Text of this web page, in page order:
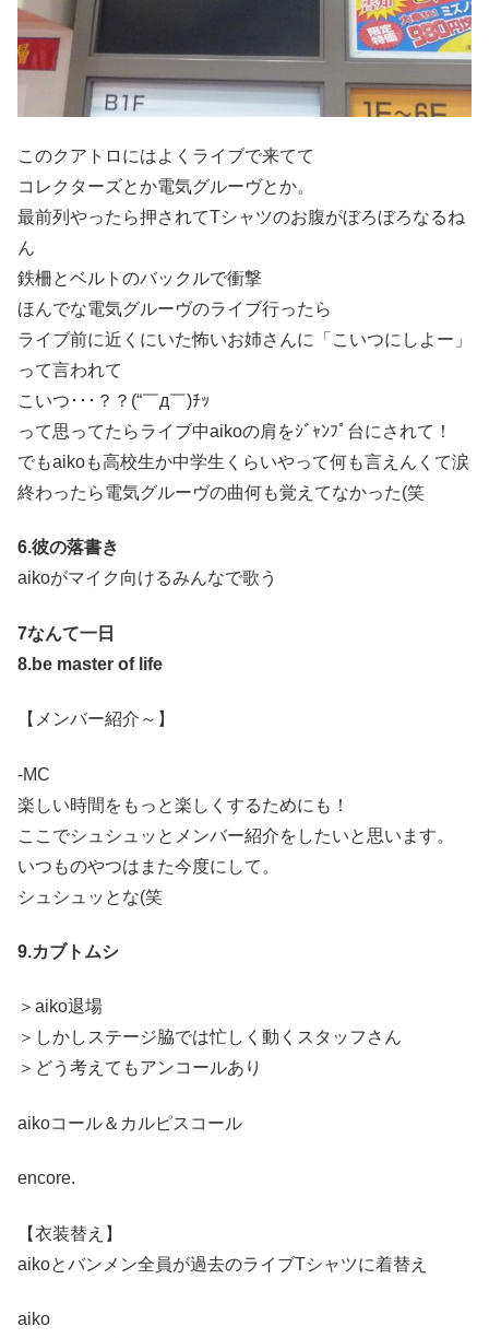
このクアトロにはよくライブで来てて
コレクターズとか電気グルーヴとか。
最前列やったら押されてTシャツのお腹がぼろぼろなるね
ん
鉄柵とベルトのバックルで衝撃
ほんでな電気グルーヴのライブ行ったら
ライブ前に近くにいた怖いお姉さんに「こいつにしよー」
って言われて
こいつ･･･？？(“￣д￣)ﾁｯ
って思ってたらライブ中aikoの肩をｼﾞｬﾝﾌﾟ台にされて！
でもaikoも高校生か中学生くらいやって何も言えんくて涙
終わったら電気グルーヴの曲何も覚えてなかった(笑
6.彼の落書き
aikoがマイク向けるみんなで歌う
7なんて一日
8.be master of life
【メンバー紹介～】
-MC
楽しい時間をもっと楽しくするためにも！
ここでシュシュッとメンバー紹介をしたいと思います。
いつものやつはまた今度にして。
シュシュッとな(笑
9.カブトムシ
＞aiko退場
＞しかしステージ脇では忙しく動くスタッフさん
＞どう考えてもアンコールあり
aikoコール＆カルピスコール
encore.
【衣装替え】
aikoとバンメン全員が過去のライブTシャツに着替え
aiko